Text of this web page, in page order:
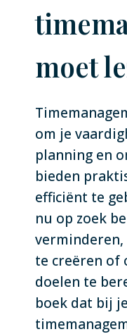
moet
om je
planning en
bieden
efficiënt te
nu op zoek
te creëren of
doelen te
boek dat bij